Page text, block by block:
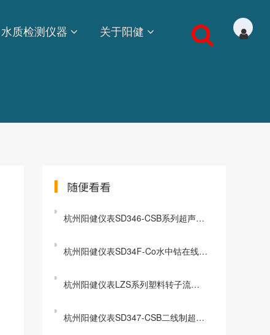
水质检测仪器 关于阳健
随便看看
杭州阳健仪表SD346-CSB系列超声波明渠流量计
杭州阳健仪表SD34F-Co水中钴在线分析仪常见问题解答
杭州阳健仪表LZS系列塑料转子流量计
杭州阳健仪表SD347-CSB二线制超声波液位计常见问题解答